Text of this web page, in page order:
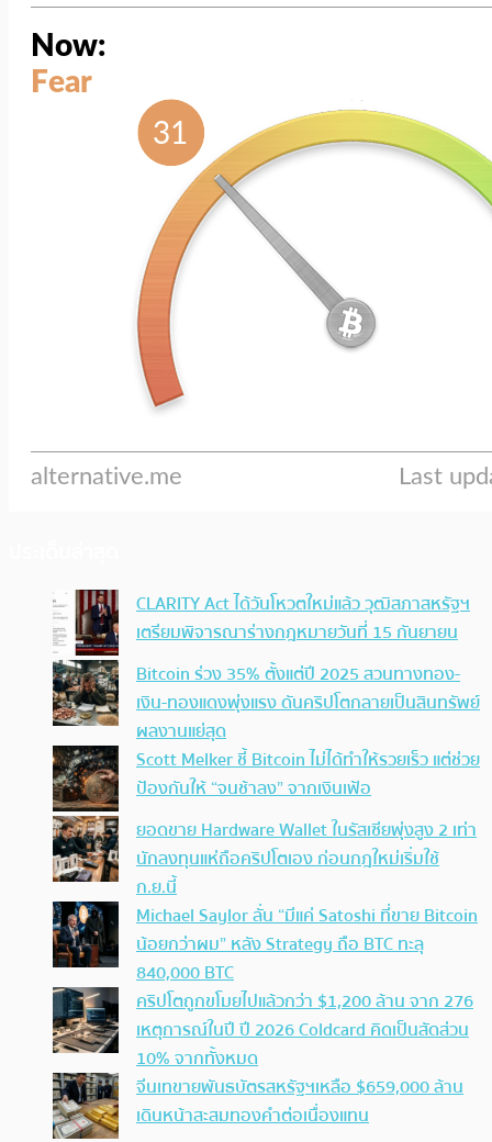
CLARITY Act ได้วันโหวตใหม่แล้ว วุฒิสภาสหรัฐฯ
เตรียมพิจารณาร่างกฎหมายวันที่ 15 กันยายน
Bitcoin ร่วง 35% ตั้งแต่ปี 2025 สวนทางทอง-
เงิน-ทองแดงพุ่งแรง ดันคริปโตกลายเป็นสินทรัพย์
ผลงานแย่สุด
Scott Melker ชี้ Bitcoin ไม่ได้ทำให้รวยเร็ว แต่ช่วย
ป้องกันให้ “จนช้าลง” จากเงินเฟ้อ
ยอดขาย Hardware Wallet ในรัสเซียพุ่งสูง 2 เท่า
นักลงทุนแห่ถือคริปโตเอง ก่อนกฎใหม่เริ่มใช้
ก.ย.นี้
Michael Saylor ลั่น “มีแค่ Satoshi ที่ขาย Bitcoin
น้อยกว่าผม” หลัง Strategy ถือ BTC ทะลุ
840,000 BTC
คริปโตถูกขโมยไปแล้วกว่า $1,200 ล้าน จาก 276
เหตุการณ์ในปี ปี 2026 Coldcard คิดเป็นสัดส่วน
10% จากทั้งหมด
จีนเทขายพันธบัตรสหรัฐฯเหลือ $659,000 ล้าน
เดินหน้าสะสมทองคำต่อเนื่องแทน